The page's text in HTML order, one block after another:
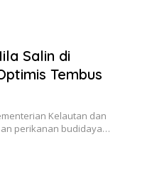
Salin di
Tembus
Kelautan dan
perikanan budidaya…